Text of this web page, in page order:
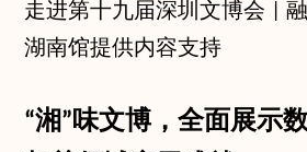
走进第十九届深圳文博会 |
湖南馆提供内容支持
“湘”味文博，全面展示